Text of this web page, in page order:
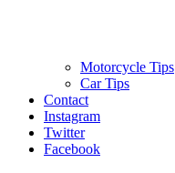
Motorcycle Tips
Car Tips
Contact
Instagram
Twitter
Facebook